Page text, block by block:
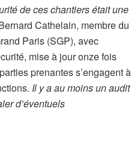
de ces chantiers était une
Cathelain, membre du
Paris (SGP), avec
mise à jour onze fois
prenantes s’engagent à
Il y a au moins un audit
d’éventuels